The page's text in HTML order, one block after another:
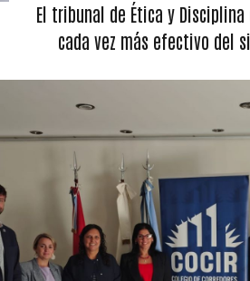
El tribunal de Ética y Disciplina
cada vez más efectivo del